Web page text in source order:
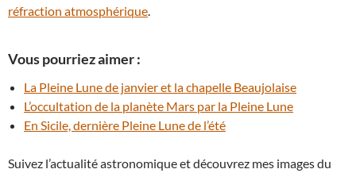
réfraction atmosphérique
Vous pourriez aimer :
La Pleine Lune de janvier et la chapelle Beaujolaise
L’occultation de la planète Mars par la Pleine Lune
En Sicile, dernière Pleine Lune de l’été
Suivez l’actualité astronomique et découvrez mes images du